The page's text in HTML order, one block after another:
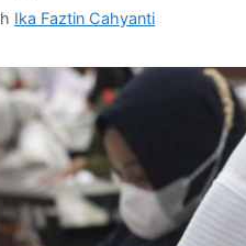
Ika Faztin Cahyanti